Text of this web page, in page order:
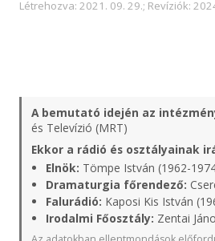
Létrehozva: 2021. 09. 29.; Revíziók:
A bemutató idején az
és Televízió (MRT)
Ekkor a rádió és osztályainak
Elnök: Tömpe István (1962-
Dramaturgia főrendező:
Falurádió: Kaposi Kis István
Irodalmi Főosztály: Zentai